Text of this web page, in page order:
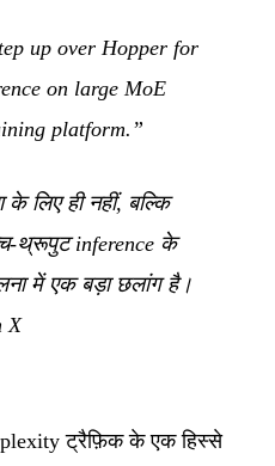
up over Hopper for
on large MoE
platform.”
के लिए ही नहीं, बल्कि
थ्रूपुट inference के
में एक बड़ा छलांग है।
X
ट्रैफ़िक के एक हिस्से